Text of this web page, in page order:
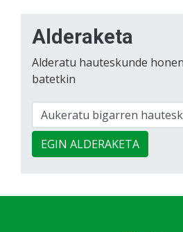
Alderaketa
Alderatu hauteskunde
batetkin
EGIN ALDERAKETA